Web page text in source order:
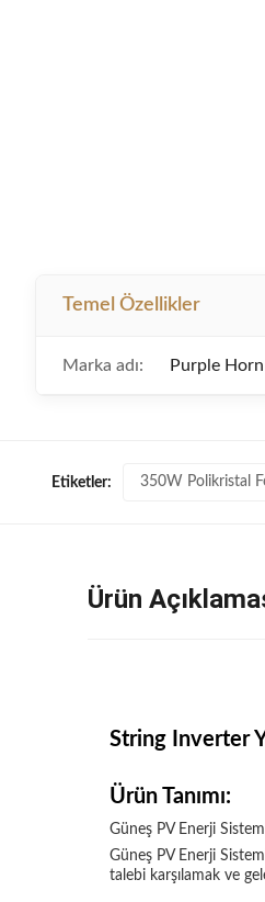
Temel Özellikler
Marka adı: Purple Horn
Etiketler: 350W Polikristal
Ürün
String Inverter
Ürün Tanımı:
Güneş PV Enerji
Güneş PV Enerji
talebi karşılamak ve